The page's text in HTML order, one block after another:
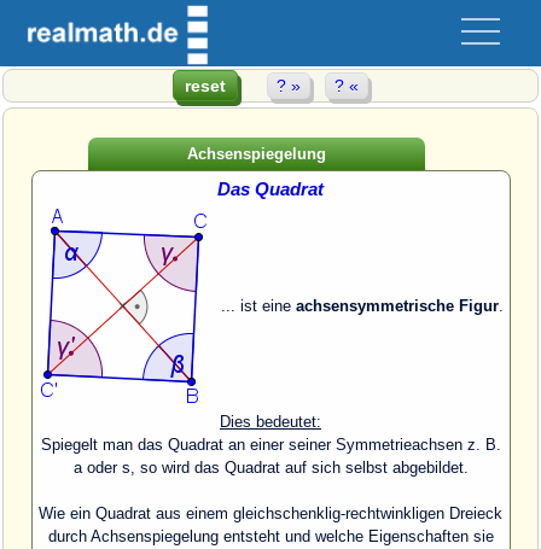
Achsenspiegelung
Das Quadrat
... ist eine achsensymmetrische Figur
Dies bedeutet:
Spiegelt man das Quadrat an einer seiner Symmetrieachsen z. B.
a oder s, so wird das Quadrat auf sich selbst abgebildet.
Wie ein Quadrat aus einem gleichschenklig-rechtwinkligen Dreieck
durch Achsenspiegelung entsteht und welche Eigenschaften sie